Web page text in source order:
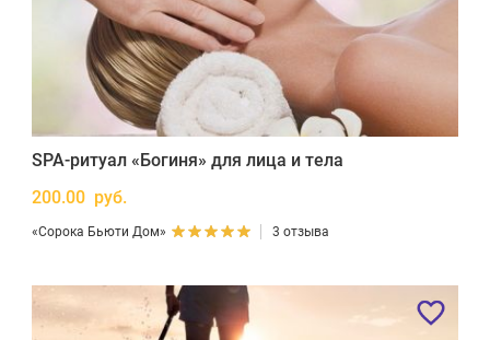
SPA-ритуал «Богиня» для лица и тела
200.00 руб.
«Сорока Бьюти Дом» 3 отзыва